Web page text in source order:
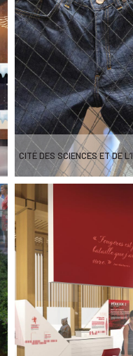
CITÉ DES SCIENCES ET DE